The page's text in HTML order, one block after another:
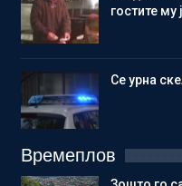
гостите му
Се урна
Времеплов